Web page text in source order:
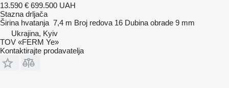
13.590 € 699.500 UAH
Stazna drljača
Širina hvatanja 7,4 m Broj redova 16 Dubina obrade 9 mm
Ukrajina, Kyiv
TOV «FERM Ye»
Kontaktirajte prodavatelja